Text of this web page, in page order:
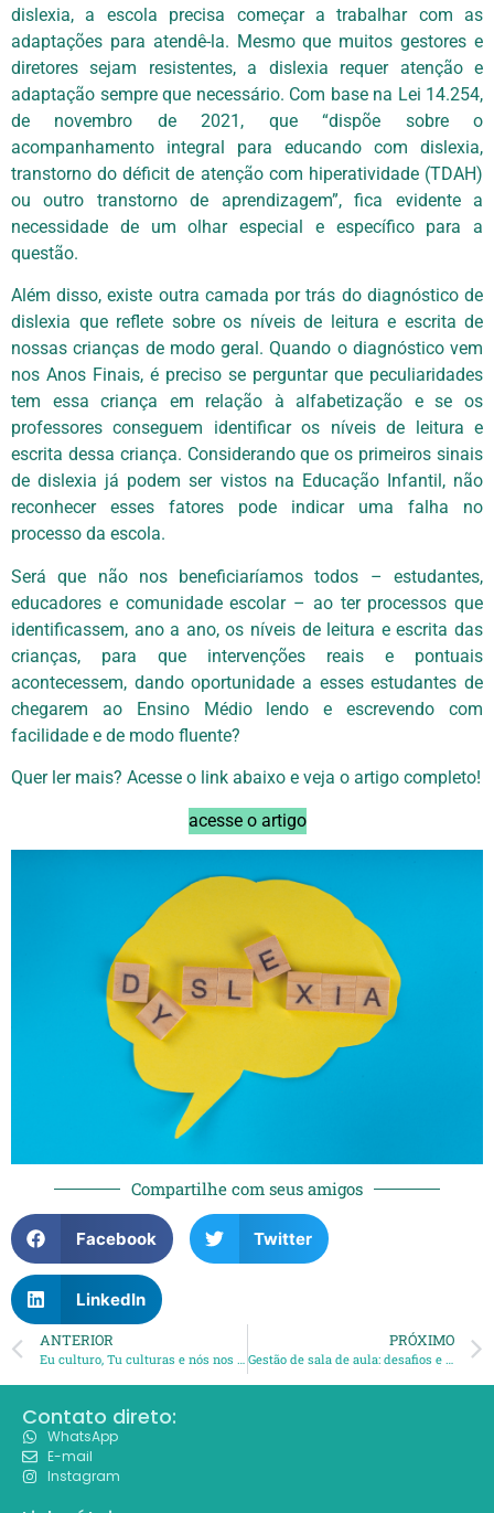
dislexia, a escola precisa começar a trabalhar com as
adaptações para atendê-la. Mesmo que muitos gestores e
diretores sejam resistentes, a dislexia requer atenção e
adaptação sempre que necessário. Com base na Lei 14.254,
de novembro de 2021, que “dispõe sobre o
acompanhamento integral para educando com dislexia,
transtorno do déficit de atenção com hiperatividade (TDAH)
ou outro transtorno de aprendizagem”, fica evidente a
necessidade de um olhar especial e específico para a
questão.
Além disso, existe outra camada por trás do diagnóstico de
dislexia que reflete sobre os níveis de leitura e escrita de
nossas crianças de modo geral. Quando o diagnóstico vem
nos Anos Finais, é preciso se perguntar que peculiaridades
tem essa criança em relação à alfabetização e se os
professores conseguem identificar os níveis de leitura e
escrita dessa criança. Considerando que os primeiros sinais
de dislexia já podem ser vistos na Educação Infantil, não
reconhecer esses fatores pode indicar uma falha no
processo da escola.
Será que não nos beneficiaríamos todos – estudantes,
educadores e comunidade escolar – ao ter processos que
identificassem, ano a ano, os níveis de leitura e escrita das
crianças, para que intervenções reais e pontuais
acontecessem, dando oportunidade a esses estudantes de
chegarem ao Ensino Médio lendo e escrevendo com
facilidade e de modo fluente?
Quer ler mais? Acesse o link abaixo e veja o artigo completo!
acesse o artigo
Compartilhe com seus amigos
Facebook Twitter
LinkedIn
ANTERIOR
Eu culturo, Tu culturas e nós nos comunicamos….
PRÓXIMO
Gestão de sala de aula: desafios e soluções no contexto bilíngue inclusivo
Contato direto:
WhatsApp
E-mail
Instagram